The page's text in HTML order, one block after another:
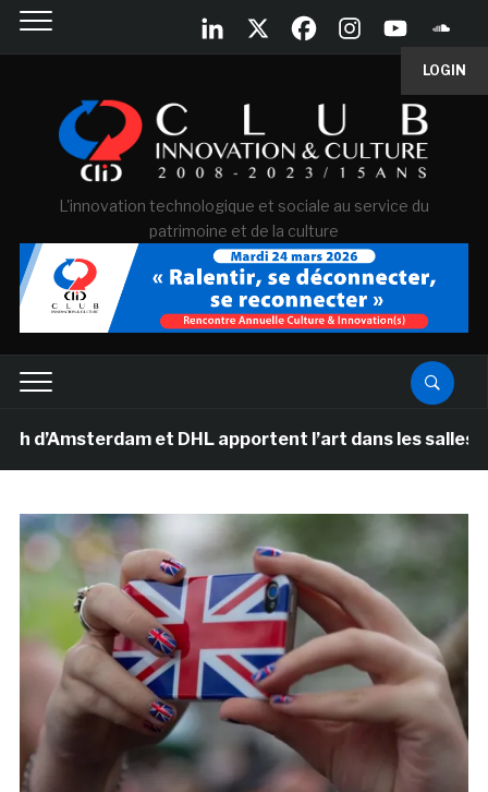
LOGIN
L'innovation technologique et sociale au service du
patrimoine et de la culture
et DHL apportent l’art dans les salles de